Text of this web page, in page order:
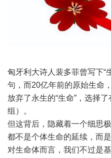
匈牙利大诗人裴多菲曾写下“
句，而20亿年前的原始生
放弃了永生的“生命”，选择
组）。
但这背后，隐藏着一个细思
都不是个体生命的延续，而是
对生命体而言，我们不过是